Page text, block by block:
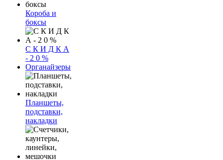
Короба и
боксы
С К И Д К А
- 2 0 %
Органайзеры
Планшеты,
подставки,
накладки